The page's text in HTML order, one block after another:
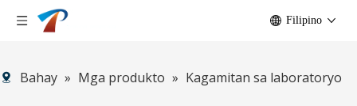
Filipino
Bahay » Mga produkto » Kagamitan sa laboratoryo